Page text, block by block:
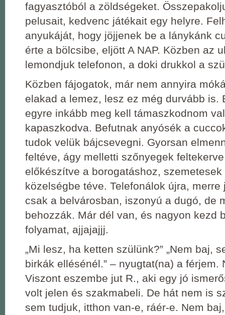
fagyasztóból a zöldségeket.
pelusait, kedvenc játékait egy helyre.
anyukáját, hogy jöjjenek be a lánykánk
érte a bölcsibe, eljött A NAP. Közben az
lemondjuk telefonon, a doki drukkol a
Közben fájogatok, már nem annyira
elakad a lemez, lesz ez még durvább is.
egyre inkább meg kell támaszkodnom
kapaszkodva. Befutnak anyósék a
tudok velük bájcsevegni. Gyorsan
feltéve, ágy melletti szőnyegek
előkészítve a borogatáshoz, szemetesek
közelségbe téve. Telefonálok újra, merre
csak a belvárosban, iszonyú a dugó, de
behozzák. Már dél van, és nagyon kezd
folyamat, ajjajajjj.
„Mi lesz, ha ketten szülünk?” „Nem baj,
birkák ellésénél.” – nyugtat(na) a férjem.
Viszont eszembe jut R., aki egy jó
volt jelen és szakmabeli. De hát nem is
sem tudjuk, itthon van-e, ráér-e. Nem